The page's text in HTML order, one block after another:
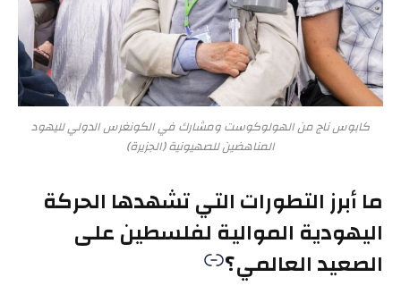
كابوس ناج من الهولوكوست ومشارك في الكونغرس الدولي لليهود
المناهضين للصهيونية (الجزيرة)
ما أبرز التطورات التي تشهدها الحركة
اليهودية الموالية لفلسطين على
الصعيد العالمي؟